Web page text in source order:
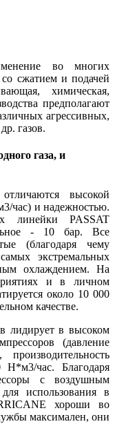
во многих
сжатием и подачей
химическая,
предполагают
агрессивных,
газов.
газа, и
высокой
час) и надежностью.
линейки PASSAT
- 10 бар. Все
(благодаря чему
экстремальных
охлаждением. На
и в личном
около 10 000
качестве.
лидирует в высоком
(давление
час. Благодаря
с воздушным
использования в
хороши во
максимален, они